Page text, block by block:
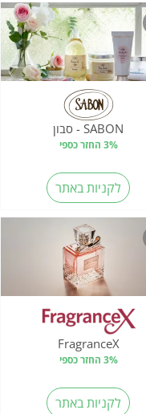
SABON - סבון
3% החזר כספי
לקניות באתר
FragranceX
3% החזר כספי
לקניות באתר